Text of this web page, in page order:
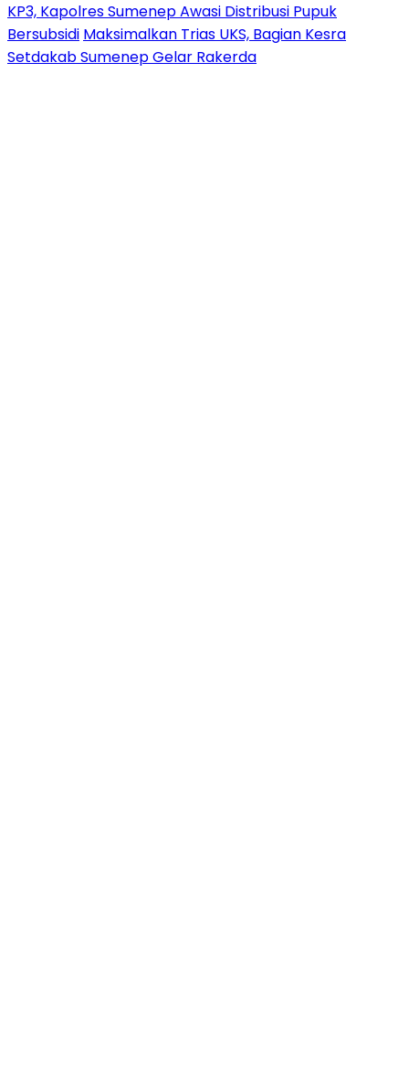
KP3, Kapolres Sumenep Awasi Distribusi Pupuk
Bersubsidi Maksimalkan Trias UKS, Bagian Kesra
Setdakab Sumenep Gelar Rakerda